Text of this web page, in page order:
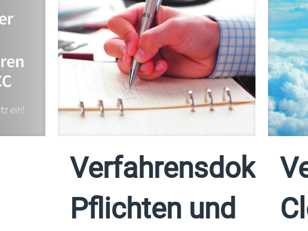
Pflichten und